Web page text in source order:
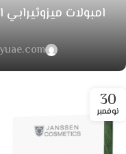
امبولات
30
نوفمبر